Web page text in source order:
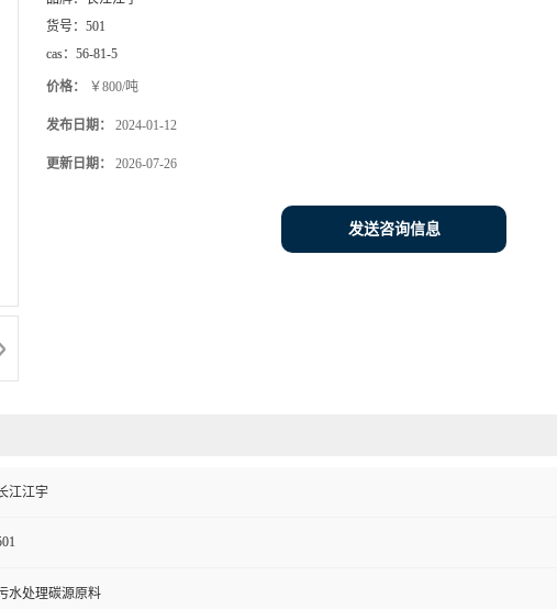
货号： 501
cas： 56-81-5
价格： ￥800/吨
发布日期： 2024-01-12
更新日期： 2026-07-26
发送咨询信息
江江宇
水处理碳源原料